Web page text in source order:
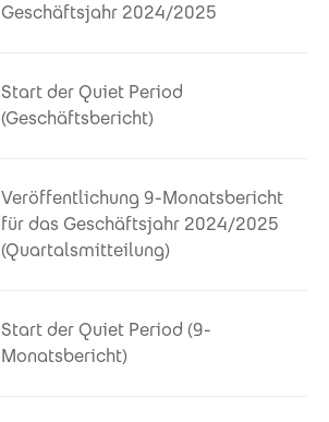
Geschäftsjahr 2024/2025
Start der Quiet Period
(Geschäftsbericht)
Veröffentlichung 9-Monatsbericht
für das Geschäftsjahr 2024/2025
(Quartalsmitteilung)
Start der Quiet Period (9-
Monatsbericht)